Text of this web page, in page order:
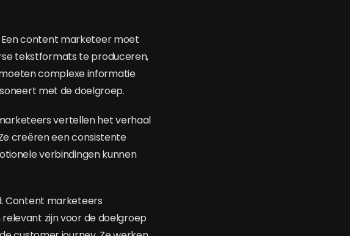
content marketeer moet
tekstformats te produceren,
complexe informatie
met de doelgroep.
vertellen het verhaal
creëren een consistente
verbindingen kunnen
Content marketeers
zijn voor de doelgroep